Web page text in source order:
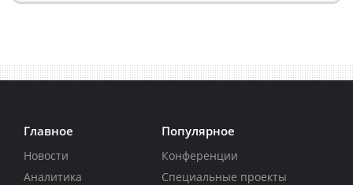
Главное
Новости
Аналитика
Популярное
Конференции
Специальные проекты